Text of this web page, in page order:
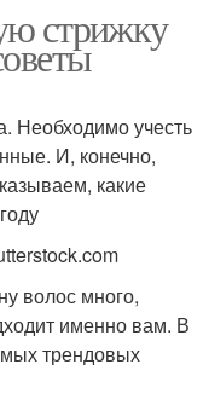
стрижку
Необходимо учесть
И, конечно,
какие
волос много,
именно вам. В
трендовых